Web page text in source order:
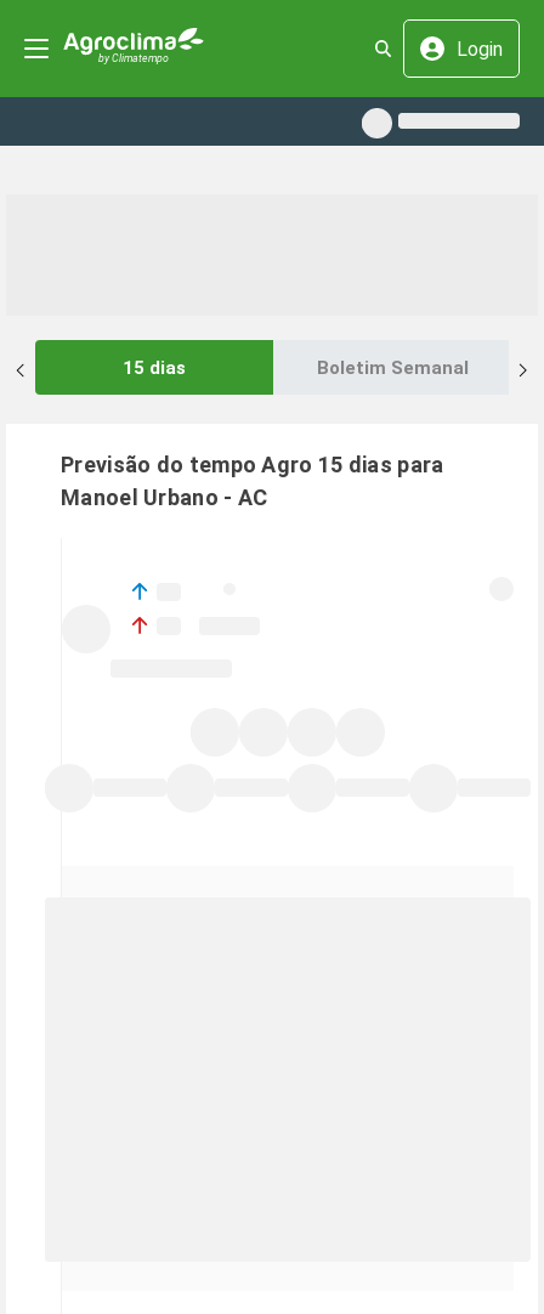
Login
15 dias Boletim Semanal
Previsão do tempo Agro 15 dias para
Manoel Urbano - AC